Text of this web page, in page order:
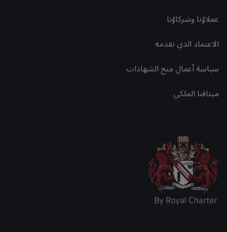
عملاؤنا وشركاؤنا
الاعتماد الذي نقدمه
سياسة أعمال منح الشهادات
ميثاقنا الملكي